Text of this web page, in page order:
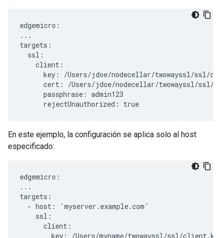
edgemicro:
...
targets:
  ssl:
    client:
key: /Users/jdoe/nodecellar/twowayssl/ssl/
cert: /Users/jdoe/nodecellar/twowayssl/ssl/
      passphrase: admin123
      rejectUnauthorized: true
En este ejemplo, la configuración se aplica solo al host
especificado:
edgemicro:
...
targets:
  - host: 'myserver.example.com'
    ssl:
      client:
key: /Users/myname/twowayssl/ssl/